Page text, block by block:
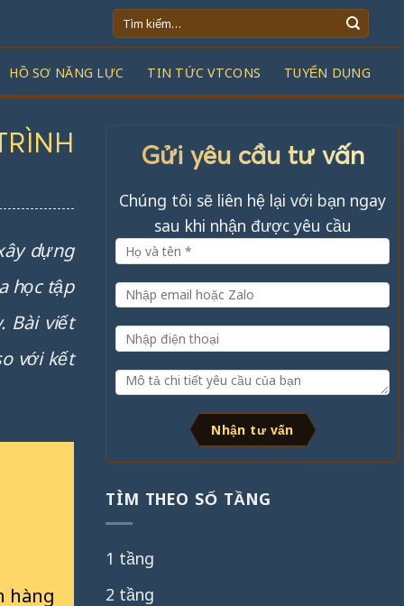
Tìm
kiếm:
HỒ SƠ NĂNG LỰC TIN TỨC VTCONS TUYỂN DỤNG
dựng
học tập
Bài viết
với kết
hàng
Gửi yêu cầu tư vấn
Chúng tôi sẽ liên hệ lại với bạn ngay
sau khi nhận được yêu cầu
Nhận tư vấn
TÌM THEO SỐ TẦNG
1 tầng
2 tầng